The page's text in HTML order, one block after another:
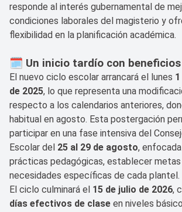
responde al interés gubernamental de
condiciones laborales del magisterio y
flexibilidad en la planificación académica.
🗓️ Un inicio tardío con
El nuevo ciclo escolar arrancará el lunes
de 2025, lo que representa una
respecto a los calendarios anteriores,
habitual en agosto. Esta postergación
participar en una fase intensiva del
Escolar del 25 al 29 de agosto,
prácticas pedagógicas, establecer
necesidades específicas de cada plantel.
El ciclo culminará el 15 de julio de 2026,
días efectivos de clase en niveles